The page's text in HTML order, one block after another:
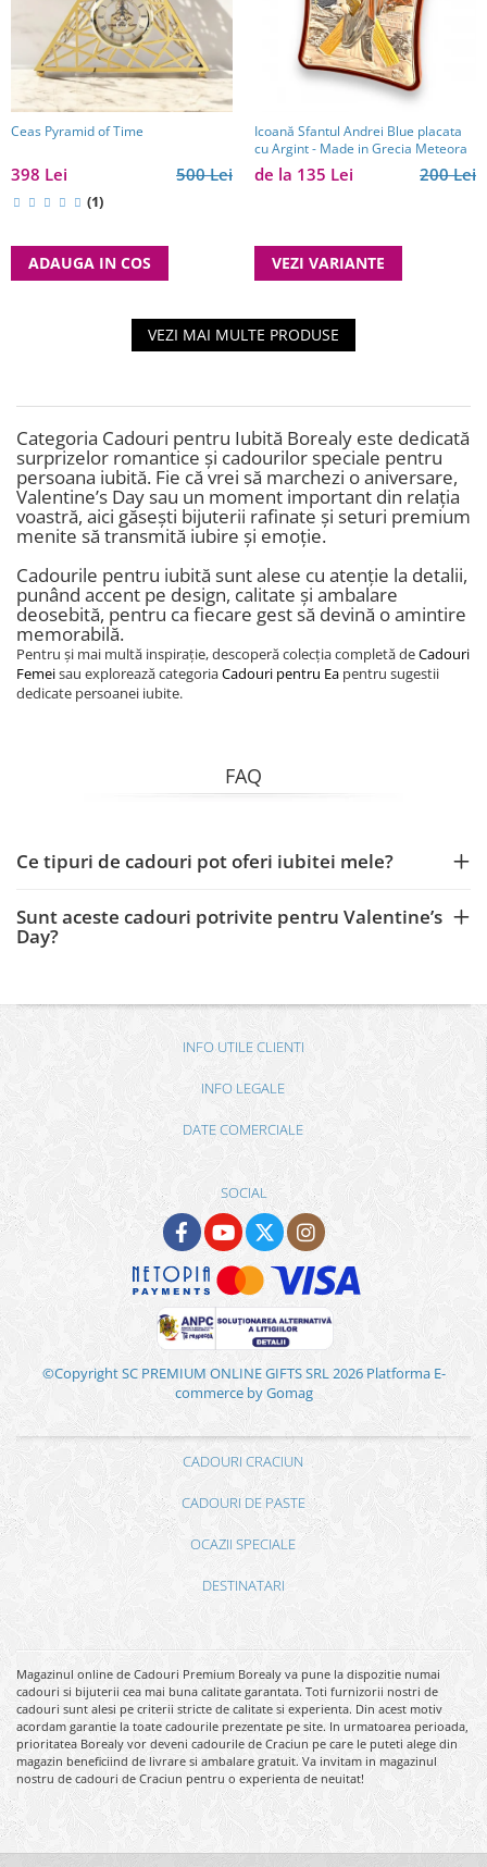
Ceas Pyramid of Time
500 Lei
398 Lei
(1)
ADAUGA IN COS
Icoană Sfantul Andrei Blue placata
cu Argint - Made in Grecia Meteora
200 Lei
de la 135 Lei
VEZI VARIANTE
VEZI MAI MULTE PRODUSE
Categoria Cadouri pentru Iubită Borealy este dedicată
surprizelor romantice și cadourilor speciale pentru
persoana iubită. Fie că vrei să marchezi o aniversare,
Valentine’s Day sau un moment important din relația
voastră, aici găsești bijuterii rafinate și seturi premium
menite să transmită iubire și emoție.
Cadourile pentru iubită sunt alese cu atenție la detalii,
punând accent pe design, calitate și ambalare
deosebită, pentru ca fiecare gest să devină o amintire
memorabilă.
Pentru și mai multă inspirație, descoperă colecția completă deCadouri
Femeisau explorează categoriaCadouri pentru Ea pentru sugestii
dedicate persoanei iubite.
FAQ
Ce tipuri de cadouri pot oferi iubitei mele?
Sunt aceste cadouri potrivite pentru Valentine’s
Day?
INFO UTILE CLIENTI
INFO LEGALE
DATE COMERCIALE
SOCIAL
©Copyright SC PREMIUM ONLINE GIFTS SRL 2026 Platforma E-
commerce by Gomag
CADOURI CRACIUN
CADOURI DE PASTE
OCAZII SPECIALE
DESTINATARI
Magazinul online de Cadouri Premium Borealy va pune la dispozitie numai
cadouri si bijuterii cea mai buna calitate garantata. Toti furnizorii nostri de
cadouri sunt alesi pe criterii stricte de calitate si experienta. Din acest motiv
acordam garantie la toate cadourile prezentate pe site. In urmatoarea perioada,
prioritatea Borealy vor deveni cadourile de Craciun pe care le puteti alege din
magazin beneficiind de livrare si ambalare gratuit. Va invitam in magazinul
nostru de cadouri de Craciun pentru o experienta de neuitat!